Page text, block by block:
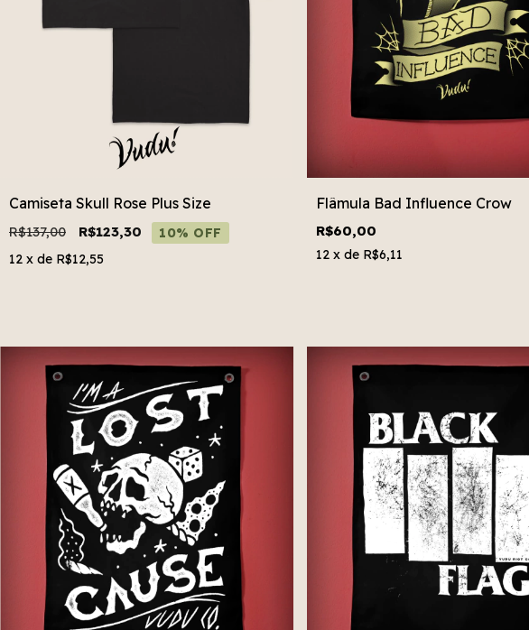
Camiseta Skull Rose Plus Size
R$137,00 R$123,30
10% OFF
12 x de R$12,55
Flâmula Bad Influence Crow
R$60,00
12 x de R$6,11